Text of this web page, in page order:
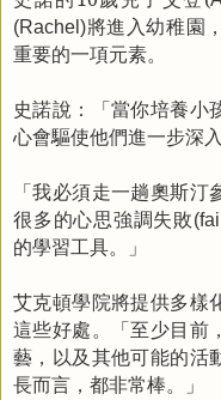
(Rachel)將進入幼稚園，
重要的一項元素。
史諾說：「當你培養小
心會驅使他們進一步深
「我必須走一趟奧斯汀
很多的心思強調失敗
的學習工具。」
艾克頓學院將提供多樣
這些好處。「至少目前
藝，以及其他可能的活
長而言，都非常棒。」